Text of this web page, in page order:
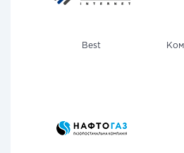
Best